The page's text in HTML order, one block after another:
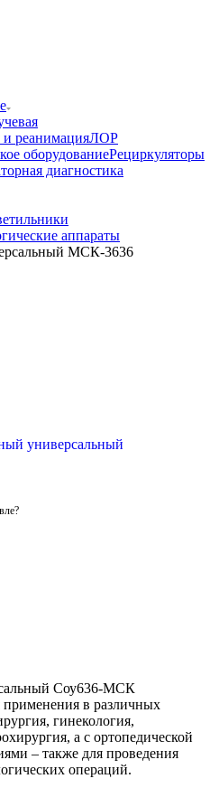
и реанимацияЛОР
оборудованиеРециркуляторы
диагностика
аппараты
МСК-3636
Соу636-МСК
в различных
гинекология,
а с ортопедической
– также для проведения
операций.